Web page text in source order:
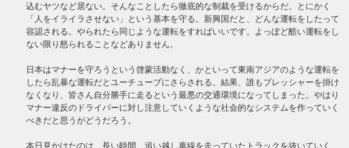
込むヤツなど居ない。そんなことしたら徹底的な制裁を受けるからだ。とにかく
「人をイライラさせない」という基本を守る。新興国だと、どんな運転をしたって
容認される。やられたら同じような運転をすればいいです。よっぽど酷い運転をし
ない限り怒られることなどありません。
日本はマナーを守ろうという啓蒙活動なく、かといって東南アジアのような運転を
したら乱暴な運転だとユーチューブにさらされる。結果、誰もプレッシャーを掛け
なくなり、皆さん自分勝手に走るという最悪の交通環境になってしまった。やはり
マナー違反のドライバーに対し注意していくような社会的なシステムを作っていく
べきだと思うがどうだろう。
本日見かけたのは、長い時間、追い越し車線を走っていたトラックを抜いていく